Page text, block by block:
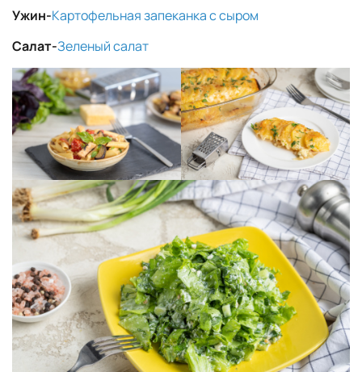
Ужин-Картофельная запеканка с сыром
Салат-Зеленый салат